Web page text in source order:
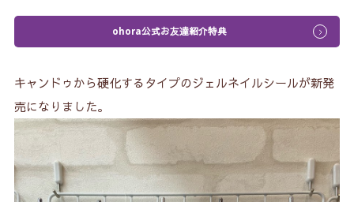
ohora公式お友達紹介特典
キャンドゥから硬化するタイプのジェルネイルシールが新発
売になりました。